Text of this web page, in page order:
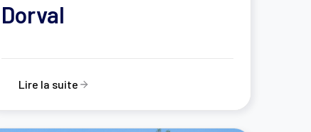
Dorval
Lire la suite